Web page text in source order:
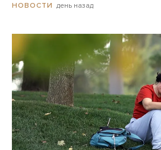
НОВОСТИ день назад